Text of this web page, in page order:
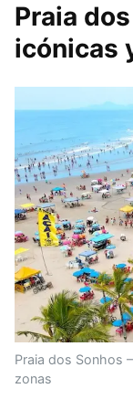
Praia
icónicas
Praia dos Sonhos
zonas